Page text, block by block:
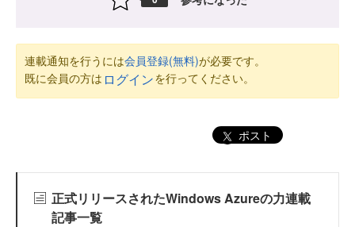
連載通知を行うには会員登録(無料)が必要です。
既に会員の方は ログインを行ってください。
ポスト
正式リリースされたWindows Azureの力連載
記事一覧